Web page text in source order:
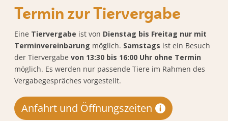
Termin zur Tiervergabe
Eine Tiervergabe ist von Dienstag bis Freitag nur mit
Terminvereinbarung möglich. Samstags ist ein Besuch
der Tiervergabevon 13:30 bis 16:00 Uhr ohne Termin
möglich. Es werden nur passende Tiere im Rahmen des
Vergabegespräches vorgestellt.
Anfahrt und Öffnungszeiten